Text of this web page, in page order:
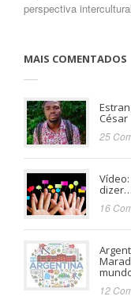
perspectiva
MAIS COMENTADOS
César
25
16
12